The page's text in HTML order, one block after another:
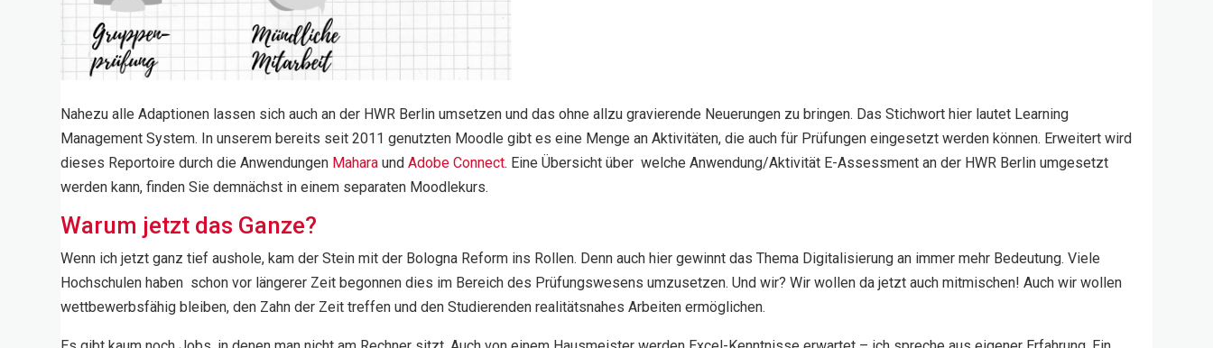
Nahezu alle Adaptionen lassen sich auch an der HWR Berlin umsetzen und das ohne allzu gravierende Neuerungen zu bringen. Das Stichwort hier lautet Learning
Management System. In unserem bereits seit 2011 genutzten Moodle gibt es eine Menge an Aktivitäten, die auch für Prüfungen eingesetzt werden können. Erweitert wird
dieses Reportoire durch die Anwendungen Mahara undAdobe Connect. Eine Übersicht über welche Anwendung/Aktivität E-Assessment an der HWR Berlin umgesetzt
werden kann, finden Sie demnächst in einem separaten Moodlekurs.
Warum jetzt das Ganze?
Wenn ich jetzt ganz tief aushole, kam der Stein mit der Bologna Reform ins Rollen. Denn auch hier gewinnt das Thema Digitalisierung an immer mehr Bedeutung. Viele
Hochschulen haben schon vor längerer Zeit begonnen dies im Bereich des Prüfungswesens umzusetzen. Und wir? Wir wollen da jetzt auch mitmischen! Auch wir wollen
wettbewerbsfähig bleiben, den Zahn der Zeit treffen und den Studierenden realitätsnahes Arbeiten ermöglichen.